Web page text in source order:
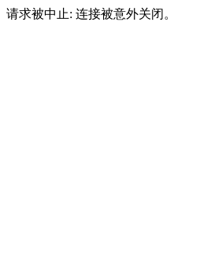
请求被中止: 连接被意外关闭。